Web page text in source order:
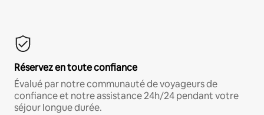
Réservez en toute confiance
Évalué par notre communauté de voyageurs de
confiance et notre assistance 24h/24 pendant votre
séjour longue durée.